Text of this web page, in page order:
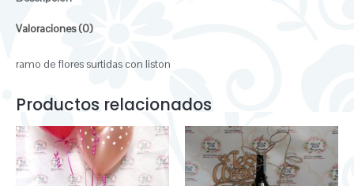
Valoraciones (0)
ramo de flores surtidas con liston
Productos relacionados